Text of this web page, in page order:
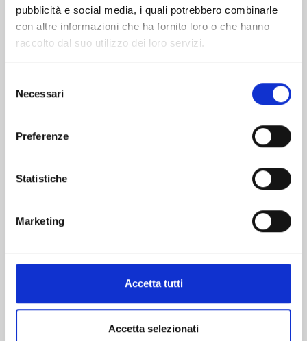
pubblicità e social media, i quali potrebbero combinarle
con altre informazioni che ha fornito loro o che hanno
raccolto dal suo utilizzo dei loro servizi.
delNecessari
Preferenze
Statistiche
Marketing
Accetta tutti
Accetta selezionati
Mostra tutto